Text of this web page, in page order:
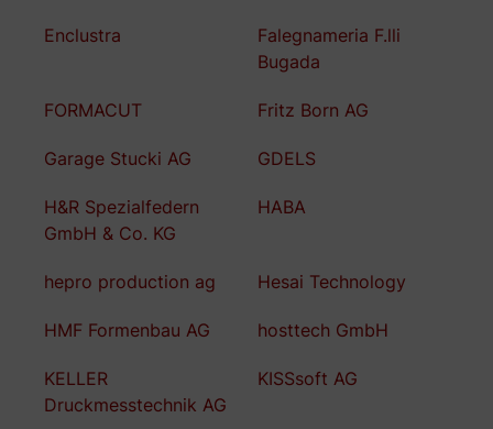
Enclustra
Falegnameria F.lli
Bugada
FORMACUT Fritz Born AG
Garage Stucki AG GDELS
H&R Spezialfedern
GmbH & Co. KG
HABA
hepro production ag Hesai Technology
HMF Formenbau AG hosttech GmbH
KELLER
Druckmesstechnik AG
KISSsoft AG